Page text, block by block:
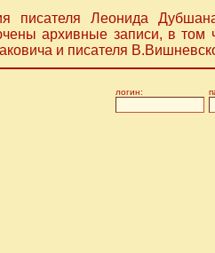
писателя Леонида
архивные записи, в том
и писателя
логин: